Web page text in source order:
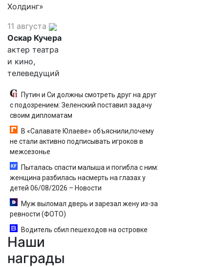
Холдинг»
11 августа
Оскар Кучера
актер театра
и кино,
телеведущий
Путин и Си должны смотреть друг на друг
с подозрением: Зеленский поставил задачу
своим дипломатам
В «Салавате Юлаеве» объяснили,почему
не стали активно подписывать игроков в
межсезонье
Пыталась спасти малыша и погибла с ним:
женщина разбилась насмерть на глазах у
детей 06/08/2026 – Новости
Муж выломал дверь и зарезал жену из-за
ревности (ФОТО)
Водитель сбил пешеходов на островке
безопасности в Омске, пострадали 8 человек -
Наши
награды